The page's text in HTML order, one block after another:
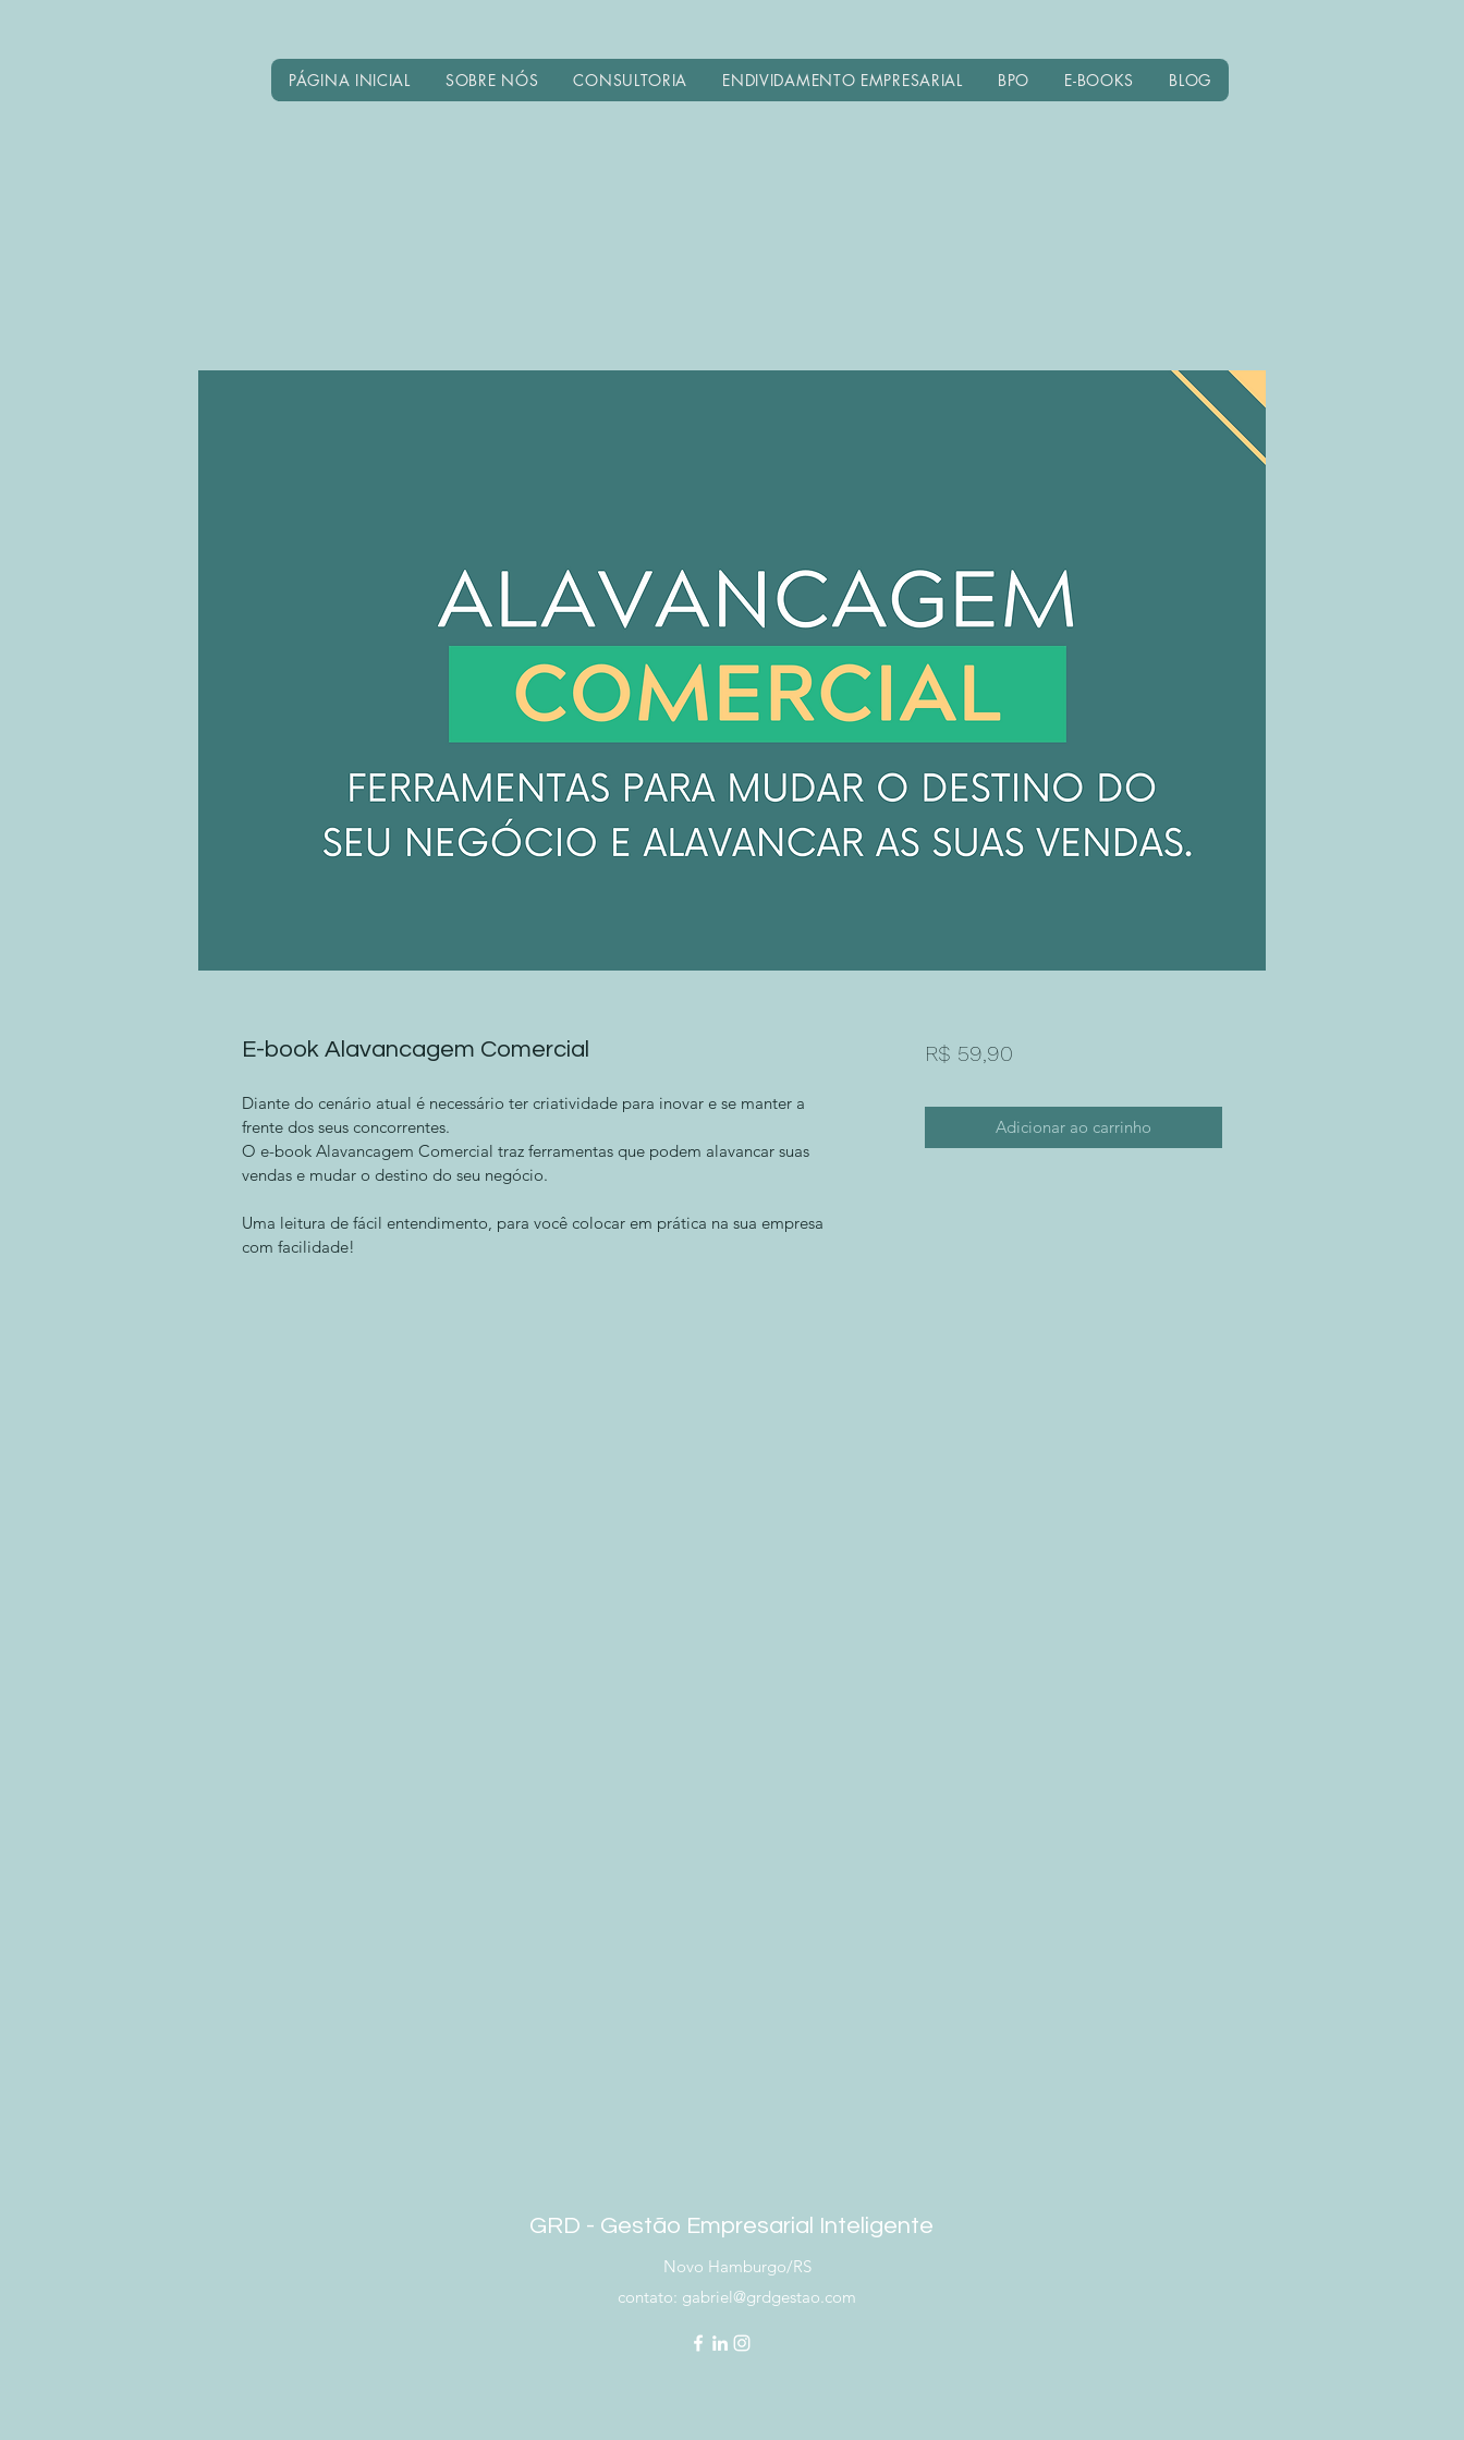
PÁGINA INICIAL SOBRE NÓS CONSULTORIA ENDIVIDAMENTO EMPRESARIAL BPO E-BOOKS BLOG
E-book Alavancagem Comercial
Diante do cenário atual é necessário ter criatividade para inovar e se manter a
frente dos seus concorrentes.
O e-book Alavancagem Comercial traz ferramentas que podem alavancar suas
vendas e mudar o destino do seu negócio.
Uma leitura de fácil entendimento, para você colocar em prática na sua empresa
com facilidade!
R$ 59,90Preço
Adicionar ao carrinho
GRD - ​Gestão Empresarial Inteligente
Novo Hamburgo/RS
contato: gabriel@grdgestao.com